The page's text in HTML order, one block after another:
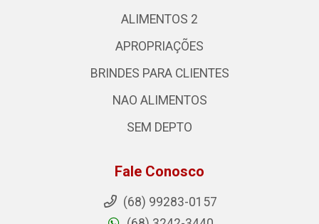
ALIMENTOS 2
APROPRIAÇÕES
BRINDES PARA CLIENTES
NAO ALIMENTOS
SEM DEPTO
Fale Conosco
(68) 99283-0157